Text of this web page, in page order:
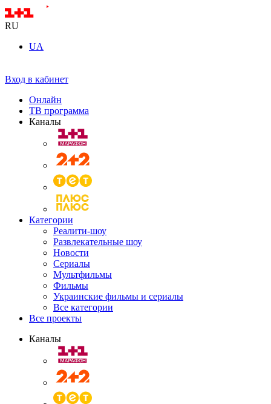
RU
UA
Вход в кабинет
Онлайн
ТВ программа
Каналы
Категории
Реалити-шоу
Развлекательные шоу
Новости
Сериалы
Мультфильмы
Фильмы
Украинские фильмы и сериалы
Все категории
Все проекты
Каналы